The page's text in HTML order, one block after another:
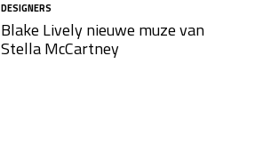
DESIGNERS
Blake Lively nieuwe muze van
Stella McCartney